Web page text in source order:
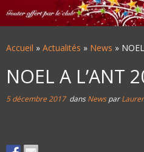
Accueil » Actualités » News »
NOEL A L’ANT
5 décembre 2017dansNewspar